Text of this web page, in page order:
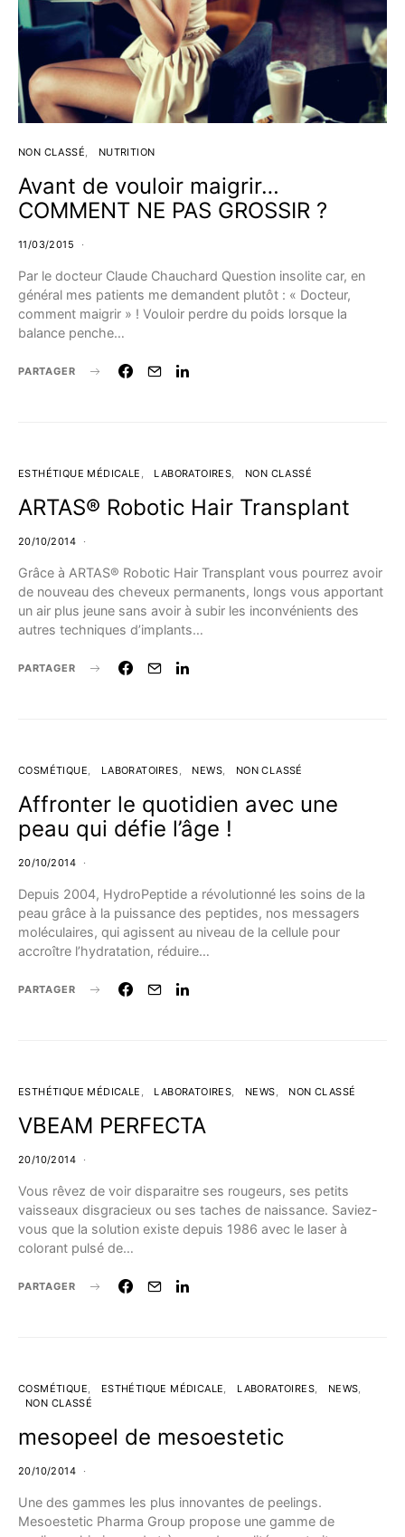
NON CLASSÉ NUTRITION
Avant de vouloir maigrir…
COMMENT NE PAS GROSSIR ?
11/03/2015
Par le docteur Claude Chauchard Question insolite car, en
général mes patients me demandent plutôt : « Docteur,
comment maigrir » ! Vouloir perdre du poids lorsque la
balance penche…
PARTAGER
ESTHÉTIQUE MÉDICALE LABORATOIRES NON CLASSÉ
ARTAS® Robotic Hair Transplant
20/10/2014
Grâce à ARTAS® Robotic Hair Transplant vous pourrez avoir
de nouveau des cheveux permanents, longs vous apportant
un air plus jeune sans avoir à subir les inconvénients des
autres techniques d’implants…
PARTAGER
COSMÉTIQUE LABORATOIRES NEWS NON CLASSÉ
Affronter le quotidien avec une
peau qui défie l’âge !
20/10/2014
Depuis 2004, HydroPeptide a révolutionné les soins de la
peau grâce à la puissance des peptides, nos messagers
moléculaires, qui agissent au niveau de la cellule pour
accroître l’hydratation, réduire…
PARTAGER
ESTHÉTIQUE MÉDICALE LABORATOIRES NEWS NON CLASSÉ
VBEAM PERFECTA
20/10/2014
Vous rêvez de voir disparaitre ses rougeurs, ses petits
vaisseaux disgracieux ou ses taches de naissance. Saviez-
vous que la solution existe depuis 1986 avec le laser à
colorant pulsé de…
PARTAGER
COSMÉTIQUE ESTHÉTIQUE MÉDICALE LABORATOIRES
NEWS
NON CLASSÉ
mesopeel de mesoestetic
20/10/2014
Une des gammes les plus innovantes de peelings.
Mesoestetic Pharma Group propose une gamme de